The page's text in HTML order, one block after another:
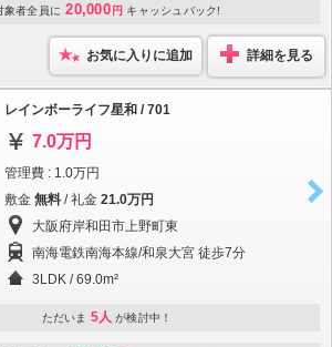
象者全員に 20,000 円 キャッシュバック!
お気に入りに追加 詳細を見る
レインボーライフ星和 / 701
7.0万円
管理費 : 1.0万円
敷金 無料 / 礼金 21.0万円
大阪府岸和田市上野町東
南海電鉄南海本線/和泉大宮 徒歩7分
3LDK / 69.0m²
ただいま 5人 が検討中！